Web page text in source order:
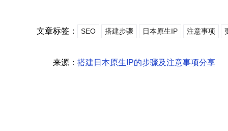
文章标签： SEO 搭建步骤 日本原生IP 注意事项
来源： 搭建日本原生IP的步骤及注意事项分享